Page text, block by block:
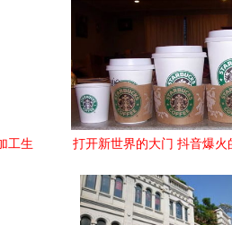
工生
打开新世界的大门 抖音爆火